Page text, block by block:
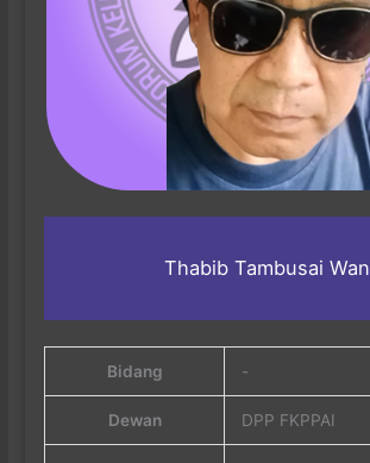
Thabib Tambusai Wan
Bidang -
Dewan DPP FKPPAI